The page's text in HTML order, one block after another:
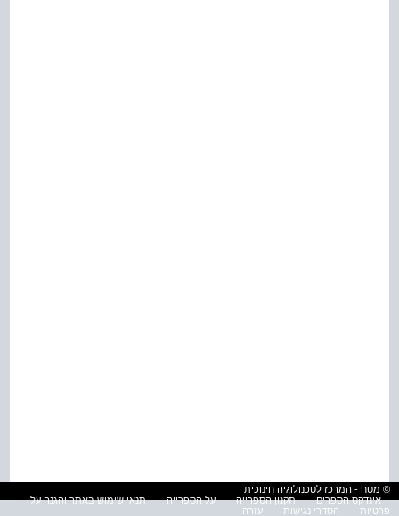
© מטח - המרכז לטכנולוגיה חינוכית
אינדקס הספרים
תקנון הספרייה על הספרייה
תנאי שימוש באתר והגנה על
פרטיות
הסדרי נגישות עזרה